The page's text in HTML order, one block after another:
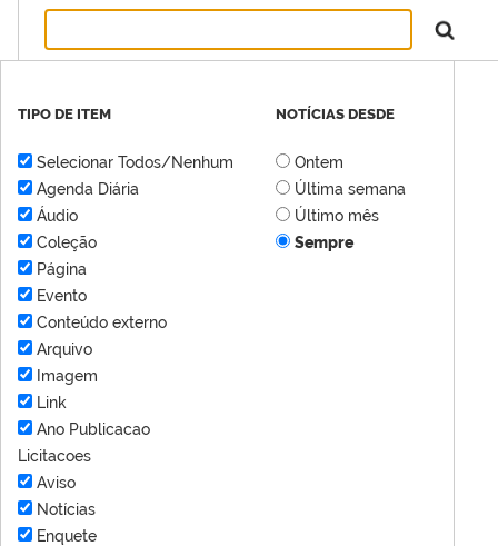
TIPO DE ITEM
Selecionar Todos/Nenhum
Agenda Diária
Áudio
Coleção
Página
Evento
Conteúdo externo
Arquivo
Imagem
Link
Ano Publicacao
Licitacoes
Aviso
Notícias
Enquete
NOTÍCIAS DESDE
Ontem
Última semana
Último mês
Sempre